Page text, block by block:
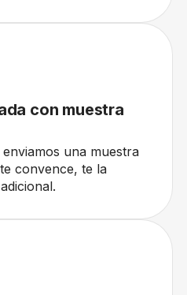
con muestra
una muestra
convence, te la